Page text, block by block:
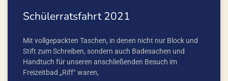
Schülerratsfahrt 2021
Mit vollgepackten Taschen, in denen nicht nur Block und
Stift zum Schreiben, sondern auch Badesachen und
Handtuch für unseren anschließenden Besuch im
Freizeitbad „Riff“ waren,